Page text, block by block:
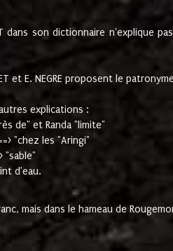
dans son dictionnaire n'explique
et E. NEGRE proposent le
explications :
de" et Randa "limite"
"chez les "Aringi"
"sable"
d'eau.
mais dans le hameau de